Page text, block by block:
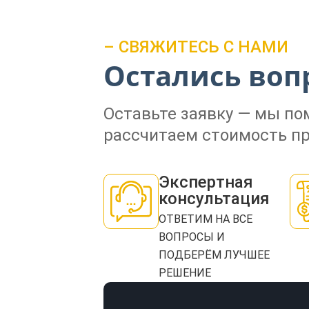
– СВЯЖИТЕСЬ С НАМИ
Остались
Оставьте заявку — мы
рассчитаем стоимость
Экспертная
консультация
ОТВЕТИМ НА ВСЕ
ВОПРОСЫ И
ПОДБЕРЁМ ЛУЧШЕЕ
РЕШЕНИЕ